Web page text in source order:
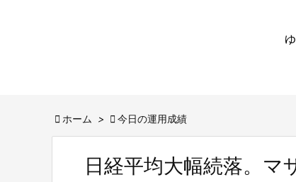
 ホーム >  今日の運用成績
日経平均大幅続落。